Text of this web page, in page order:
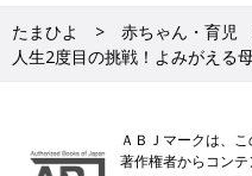
たまひよ 赤ちゃん・育児
人生2度目の挑戦！よみがえる
ＡＢＪマークは、
著作権者からコン